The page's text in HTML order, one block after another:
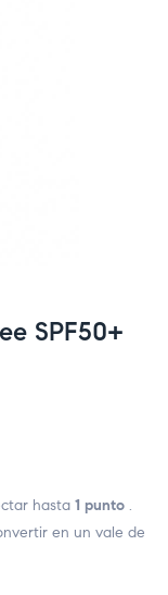
SPF50+
hasta 1 punto .
en un vale de